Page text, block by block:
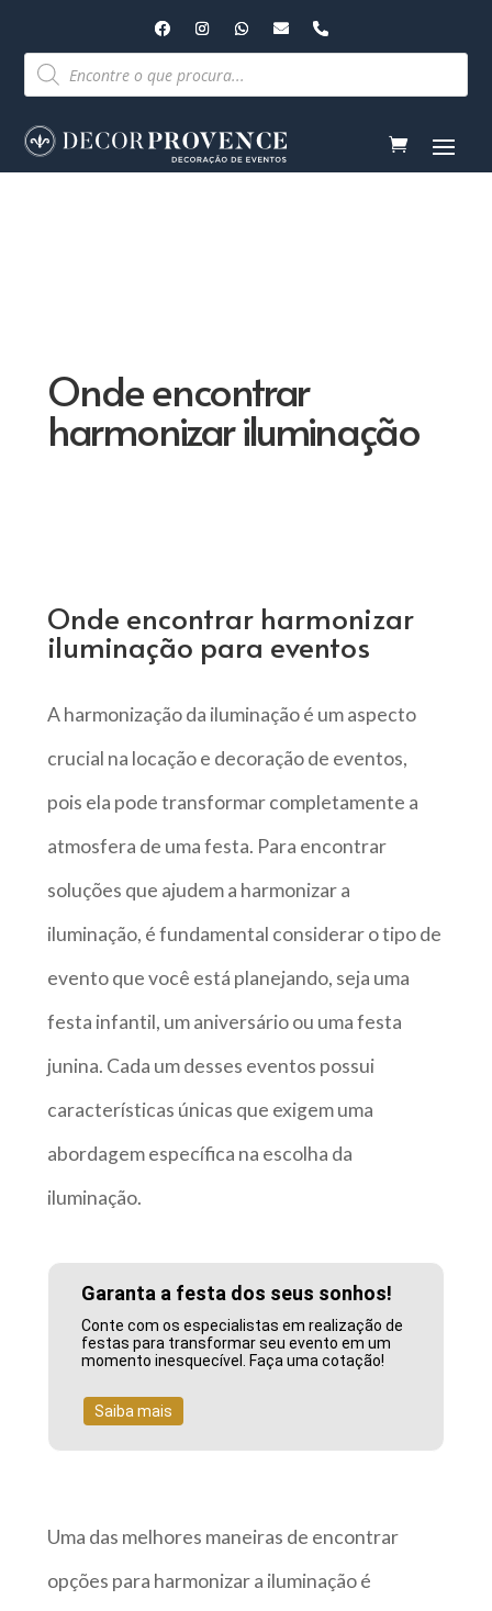
Pesquisar
produtos
Onde encontrar
harmonizar iluminação
Onde encontrar harmonizar
iluminação para eventos
A harmonização da iluminação é um aspecto
crucial na locação e decoração de eventos,
pois ela pode transformar completamente a
atmosfera de uma festa. Para encontrar
soluções que ajudem a harmonizar a
iluminação, é fundamental considerar o tipo de
evento que você está planejando, seja uma
festa infantil, um aniversário ou uma festa
junina. Cada um desses eventos possui
características únicas que exigem uma
abordagem específica na escolha da
iluminação.
Garanta a festa dos seus sonhos!
Conte com os especialistas em realização de
festas para transformar seu evento em um
momento inesquecível. Faça uma cotação!
Saiba mais
Uma das melhores maneiras de encontrar
opções para harmonizar a iluminação é